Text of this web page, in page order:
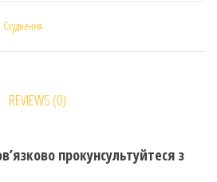
Схуднення
REVIEWS (0)
прокунсультуйтеся з